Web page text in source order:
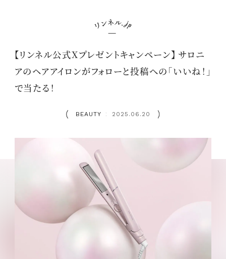
【リンネル公式Xプレゼントキャンペーン】 サロニ
アのヘアアイロンがフォローと投稿への「いいね！」
で当たる！
BEAUTY ： 2025.06.20